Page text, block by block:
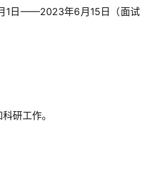
1日——2023年6月15日（面试
研工作。